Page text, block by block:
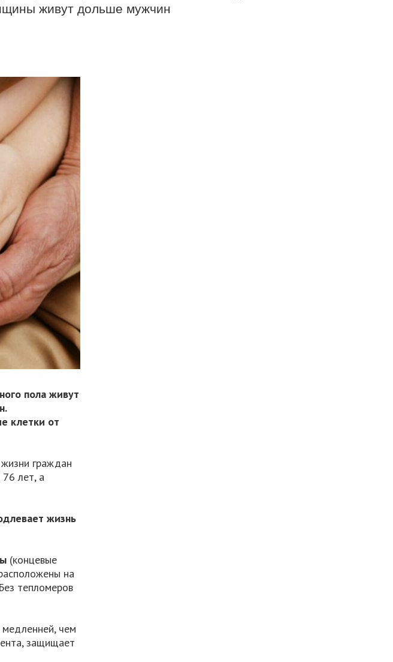
живут дольше мужчин
пола живут
клетки от
граждан
лет, а
жизнь
(концевые
на
тепломеров
чем
защищает